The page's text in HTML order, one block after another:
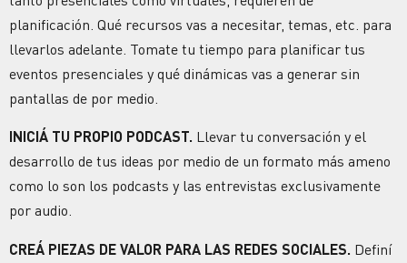
planificación. Qué recursos vas a necesitar, temas, etc. para
llevarlos adelante. Tomate tu tiempo para planificar tus
eventos presenciales y qué dinámicas vas a generar sin
pantallas de por medio.
INICIÁ TU PROPIO PODCAST. Llevar tu conversación y el
desarrollo de tus ideas por medio de un formato más ameno
como lo son los podcasts y las entrevistas exclusivamente
por audio.
CREÁ PIEZAS DE VALOR PARA LAS REDES SOCIALES. Definí